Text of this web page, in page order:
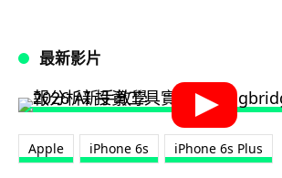
最新影片
Apple iPhone 6s iPhone 6s Plus